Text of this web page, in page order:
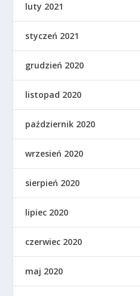
luty 2021
styczeń 2021
grudzień 2020
listopad 2020
październik 2020
wrzesień 2020
sierpień 2020
lipiec 2020
czerwiec 2020
maj 2020